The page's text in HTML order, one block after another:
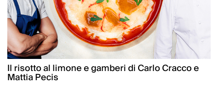
Il risotto al limone e gamberi di Carlo Cracco e
Mattia Pecis